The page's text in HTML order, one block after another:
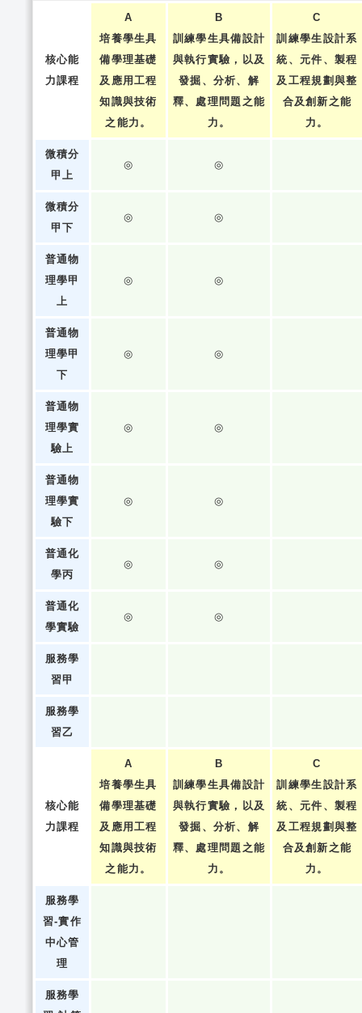
核心能
力課程
A
培養學生具
備學理基礎
及應用工程
知識與技術
之能力。
B
訓練學生具備設計
與執行實驗，以及
發掘、分析、解
釋、處理問題之能
力。
C
訓練學生設計系
統、元件、製程
及工程規劃與整
合及創新之能
力。
微積分
甲上
◎ ◎
微積分
甲下
◎ ◎
普通物
理學甲
上
◎ ◎
普通物
理學甲
下
◎ ◎
普通物
理學實
驗上
◎ ◎
普通物
理學實
驗下
◎ ◎
普通化
學丙
◎ ◎
普通化
學實驗
◎ ◎
服務學
習甲
服務學
習乙
核心能
力課程
A
培養學生具
備學理基礎
及應用工程
知識與技術
之能力。
B
訓練學生具備設計
與執行實驗，以及
發掘、分析、解
釋、處理問題之能
力。
C
訓練學生設計系
統、元件、製程
及工程規劃與整
合及創新之能
力。
服務學
習-實作
中心管
理
服務學